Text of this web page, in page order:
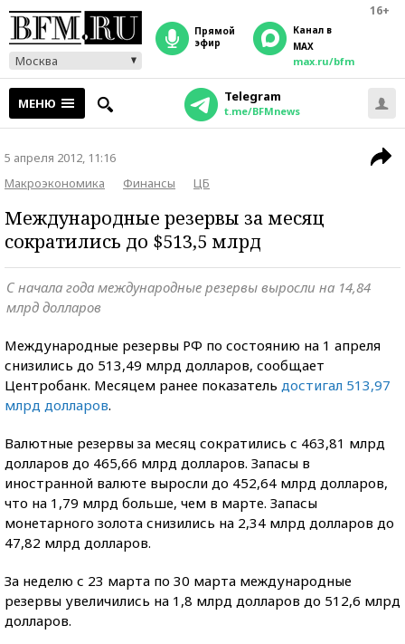
16+
Москва
прямой
эфир
Канал в
MAX
max.ru/bfm
МЕНЮ Telegram
t.me/BFMnews
5 апреля 2012, 11:16
Макроэкономика
Финансы ЦБ
Международные резервы за месяц
сократились до $513,5 млрд
С начала года международные резервы выросли на 14,84
млрд долларов
Международные резервы РФ по состоянию на 1 апреля
снизились до 513,49 млрд долларов, сообщает
Центробанк. Месяцем ранее показатель достигал 513,97
млрд долларов.
Валютные резервы за месяц сократились с 463,81 млрд
долларов до 465,66 млрд долларов. Запасы в
иностранной валюте выросли до 452,64 млрд долларов,
что на 1,79 млрд больше, чем в марте. Запасы
монетарного золота снизились на 2,34 млрд долларов до
47,82 млрд долларов.
За неделю с 23 марта по 30 марта международные
резервы увеличились на 1,8 млрд долларов до 512,6 млрд
долларов.